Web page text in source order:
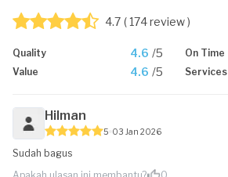
4.7 ( 174 review )
Quality 4.6 /5 On Time
Value 4.6 /5 Services
Hilman
5 03 Jan 2026
Sudah bagus